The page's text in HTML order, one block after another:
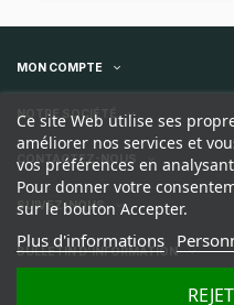
MON COMPTE
NOTRE SOCIÉTÉ
CONTACTEZ-NOUS
Ce site Web utilise ses
améliorer nos services et
vos préférences en
Pour donner votre
sur le bouton Accepter.
Plus d'informations
SUIVEZ-NOUS
BULLETIN D'INFORMATION